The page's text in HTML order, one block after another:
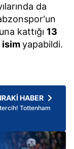
da
kattığı 13
isimyapabildi.
HABER
Tottenham